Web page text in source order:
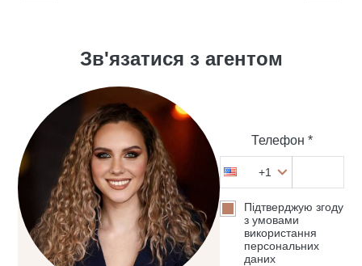
Зв'язатися з агентом
Телефон *
+1
Підтверджую згоду
з умовами
використання
персональних
даних